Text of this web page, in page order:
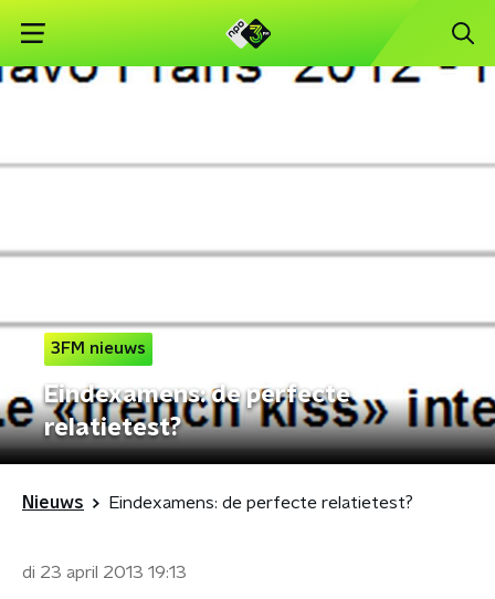
3FM nieuws
Eindexamens: de perfecte
relatietest?
Nieuws Eindexamens: de perfecte relatietest?
di 23 april 2013 19:13